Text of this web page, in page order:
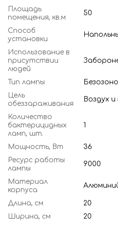
Площадь
помещения, кв.м
50
Способ
установки
Использование в
присутствии
людей
Тип лампы
Цель
обеззараживания
Воздух
Количество
бактерицидных
ламп, шт.
1
Мощность, Вт
36
Ресурс работы
лампы
9000
Материал
корпуса
Длина, см
20
Ширина, см
20